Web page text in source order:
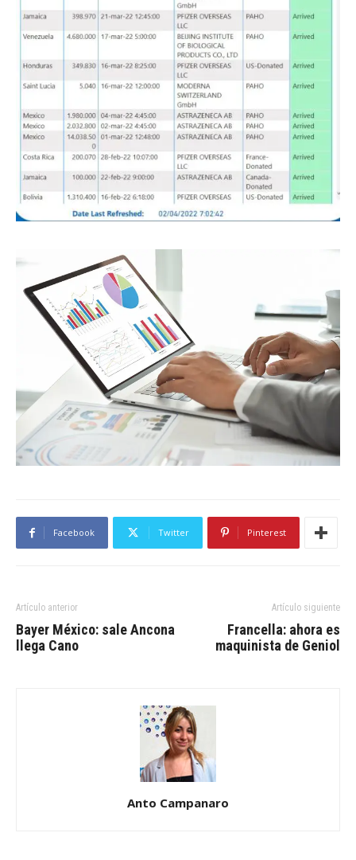
Facebook Twitter Pinterest
Artículo anterior
Bayer México: sale Ancona
llega Cano
Artículo siguiente
Francella: ahora es
maquinista de Geniol
Anto Campanaro